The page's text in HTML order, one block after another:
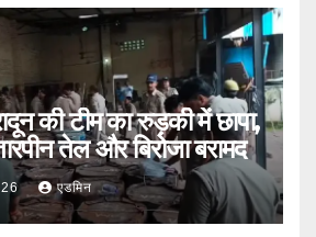
की टीम का रुड़की में छापा,
तेल और बिरोजा बरामद
एडमिन